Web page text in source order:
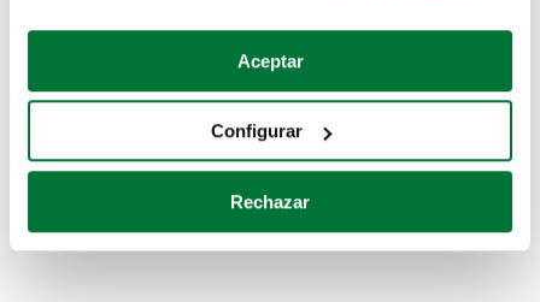
Si lo permite, también quisiéramos:
Recopilar información sobre su ubicación geográfica
Identificar su dispositivo analizándolo activamente
para buscar características específicas (huellas
Obtenga más información sobre cómo se procesan sus
Aceptar
Configurar
Rechazar
Coches de segunda mano
Coches de km0